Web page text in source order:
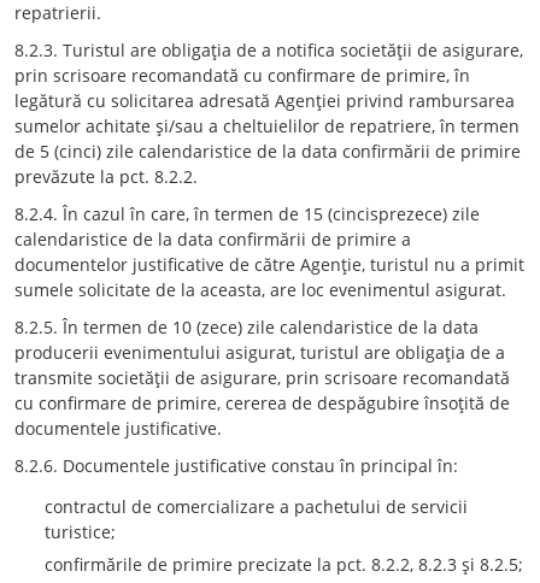
repatrierii.
8.2.3. Turistul are obligaţia de a notifica societăţii de asigurare,
prin scrisoare recomandată cu confirmare de primire, în
legătură cu solicitarea adresată Agenţiei privind rambursarea
sumelor achitate şi/sau a cheltuielilor de repatriere, în termen
de 5 (cinci) zile calendaristice de la data confirmării de primire
prevăzute la pct. 8.2.2.
8.2.4. În cazul în care, în termen de 15 (cincisprezece) zile
calendaristice de la data confirmării de primire a
documentelor justificative de către Agenţie, turistul nu a primit
sumele solicitate de la aceasta, are loc evenimentul asigurat.
8.2.5. În termen de 10 (zece) zile calendaristice de la data
producerii evenimentului asigurat, turistul are obligaţia de a
transmite societăţii de asigurare, prin scrisoare recomandată
cu confirmare de primire, cererea de despăgubire însoţită de
documentele justificative.
8.2.6. Documentele justificative constau în principal în:
contractul de comercializare a pachetului de servicii
turistice;
confirmările de primire precizate la pct. 8.2.2, 8.2.3 şi 8.2.5;